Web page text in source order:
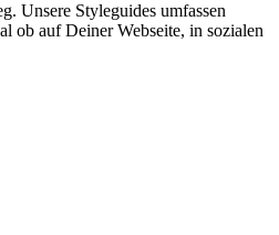
Unsere Styleguides umfassen
ob auf Deiner Webseite, in sozialen